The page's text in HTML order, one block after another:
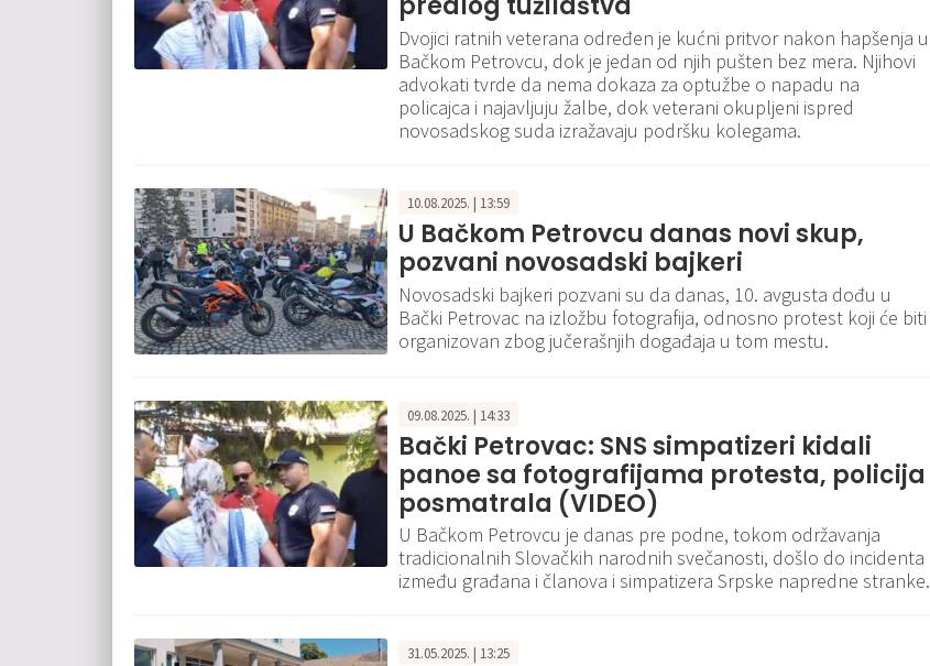
Dvojici ratnih veterana određen je kućni pritvor nakon hapšenja u
Bačkom Petrovcu, dok je jedan od njih pušten bez mera. Njihovi
advokati tvrde da nema dokaza za optužbe o napadu na
policajca i najavljuju žalbe, dok veterani okupljeni ispred
novosadskog suda izražavaju podršku kolegama.
10.08.2025. | 13:59
U Bačkom Petrovcu danas novi skup,
pozvani novosadski bajkeri
Novosadski bajkeri pozvani su da danas, 10. avgusta dođu u
Bački Petrovac na izložbu fotografija, odnosno protest koji će biti
organizovan zbog jučerašnjih događaja u tom mestu.
09.08.2025. | 14:33
Bački Petrovac: SNS simpatizeri kidali
panoe sa fotografijama protesta, policija
posmatrala (VIDEO)
U Bačkom Petrovcu je danas pre podne, tokom održavanja
tradicionalnih Slovačkih narodnih svečanosti, došlo do incidenta
između građana i članova i simpatizera Srpske napredne stranke.
31.05.2025. | 13:25